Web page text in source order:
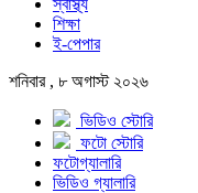
স্বাস্থ্য
শিক্ষা
ই-পেপার
শনিবার , ৮ অগাস্ট ২০২৬
ভিডিও স্টোরি
ফটো স্টোরি
ফটোগ্যালারি
ভিডিও গ্যালারি